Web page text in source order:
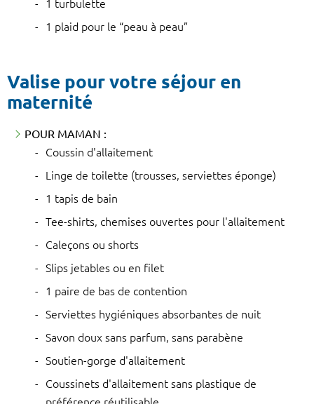
1 turbulette
1 plaid pour le “peau à peau”
Valise pour votre séjour en
maternité
POUR MAMAN :
Coussin d'allaitement
Linge de toilette (trousses, serviettes éponge)
1 tapis de bain
Tee-shirts, chemises ouvertes pour l'allaitement
Caleçons ou shorts
Slips jetables ou en filet
1 paire de bas de contention
Serviettes hygiéniques absorbantes de nuit
Savon doux sans parfum, sans parabène
Soutien-gorge d'allaitement
Coussinets d'allaitement sans plastique de